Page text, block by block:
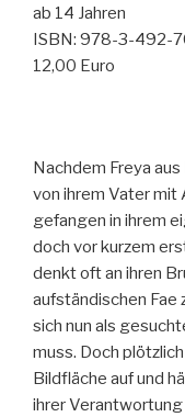
ab 14 Jahren
ISBN: 978-3-492-
12,00 Euro
Nachdem Freya
von ihrem Vater mit
gefangen in ihrem
doch vor kurzem
denkt oft an ihren
aufständischen Fae
sich nun als
muss. Doch
Bildfläche auf und
ihrer